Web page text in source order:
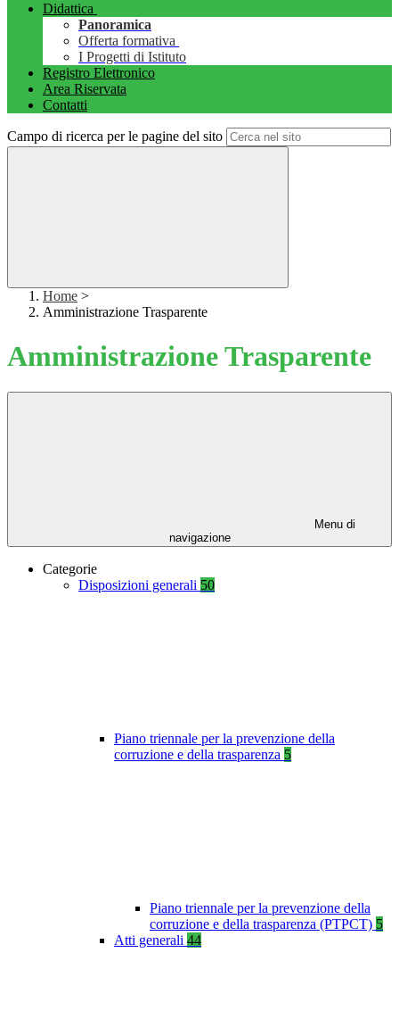
Didattica
Panoramica
Offerta formativa
I Progetti di Istituto
Registro Elettronico
Area Riservata
Contatti
Campo di ricerca per le pagine del sito
Home >
Amministrazione Trasparente
Amministrazione Trasparente
Menu di
navigazione
Categorie
Disposizioni generali 50
Piano triennale per la prevenzione della
corruzione e della trasparenza 5
Piano triennale per la prevenzione della
corruzione e della trasparenza (PTPCT) 5
Atti generali 44